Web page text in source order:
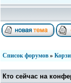
Список форумов »
Кто сейчас на